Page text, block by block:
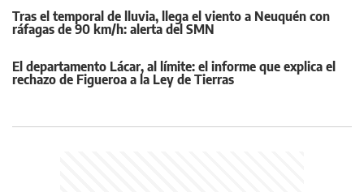
Tras el temporal de lluvia, llega el viento a Neuquén con
ráfagas de 90 km/h: alerta del SMN
El departamento Lácar, al límite: el informe que explica el
rechazo de Figueroa a la Ley de Tierras